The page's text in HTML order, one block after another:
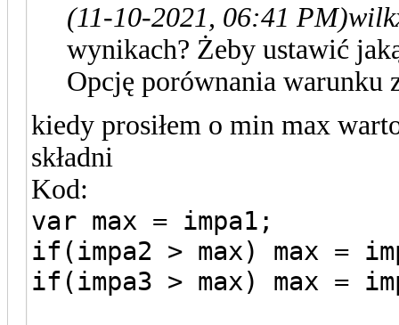
(11-10-2021, 06:41 PM)
wynikach? Żeby ustawić
Opcję porównania warunku
kiedy prosiłem o min max
składni
Kod:
var max = impa1;
if(impa2 > max) max =
if(impa3 > max) max =